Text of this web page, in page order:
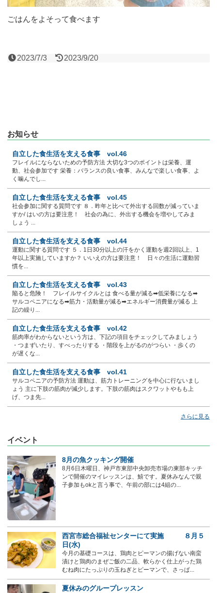
ごはんをよそって食べます
2023/7/3 2023/9/20
お知らせ
自立した食生活を支える食事 vol.46
フレイルにならないための予防方法 大切な3つのポイントは栄養、運
動、社会参加です 栄養：バランスの良い食事、みんなで楽しい食事、よ
く噛んでし...
自立した食生活を支える食事 vol.45
社会参加に関する質問です ８．昨年と比べて外出する回数が減っていま
すか/ はいの方は要注意！ 社会の為に、外出する機会を増やしてみま
しょう ...
自立した食生活を支える食事 vol.44
運動に関する質問です ５．1日30分以上の汗をかく運動を週2回以上、1
年以上実施していますか？ いいえの方は要注意！ 日々の生活に運動習
慣を...
自立した食生活を支える食事 vol.43
陥ると危険！ フレイルサイクルとは 食べる量が減る➡低栄養になる➡
サルコペニアになる➡筋力・活動量が減る➡エネルギー消費量が減る 上
記の繰り...
自立した食生活を支える食事 vol.42
筋肉率がわからないという方は、下記の項目をチェックしてみましょう
・つまずいたり、すべったりする ・階段を上がるのがつらい ・歩くの
が遅くな...
自立した食生活を支える食事 vol.41
サルコペニアの予防方法 運動は、筋力トレーニングを中心に行ないまし
ょう 主に下肢の筋肉が減少します。下肢の筋肉はスクワットやもも上
げ、つま先...
さらに見る
イベント
8月の魚クッキング開催
8月6日木曜日、神戸市東部中央卸売市場の東部キッチ
ンで開催のマイレッスンは、鱚です。夏休みなんで親
子参加もokと言う事で、午前の部には4組の...
西宮市総合福祉センターにて実施 ８月５
日(水)
今月の基礎コースは、鶏肉とピーマンの揚げない南蛮
漬けと鶏肉のまぜご飯の二品、軟らかく仕上がった鶏
むね肉にたっぷりの玉ねぎとピーマンで、さっぱ...
夏休みのグループレッスン